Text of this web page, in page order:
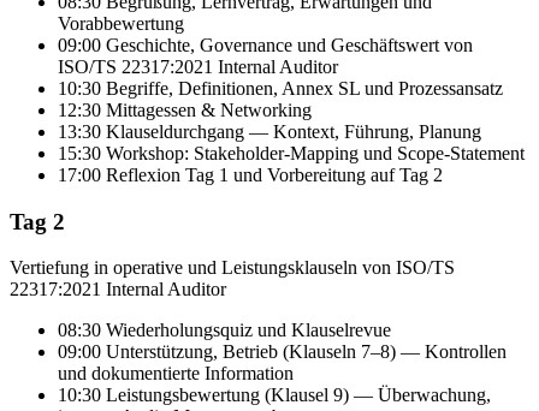
Vorabbewertung
09:00 Geschichte, Governance und Geschäftswert von
ISO/TS 22317:2021 Internal Auditor
10:30 Begriffe, Definitionen, Annex SL und Prozessansatz
12:30 Mittagessen & Networking
13:30 Klauseldurchgang — Kontext, Führung, Planung
15:30 Workshop: Stakeholder-Mapping und Scope-Statement
17:00 Reflexion Tag 1 und Vorbereitung auf Tag 2
Tag 2
Vertiefung in operative und Leistungsklauseln von ISO/TS
22317:2021 Internal Auditor
08:30 Wiederholungsquiz und Klauselrevue
09:00 Unterstützung, Betrieb (Klauseln 7–8) — Kontrollen
und dokumentierte Information
10:30 Leistungsbewertung (Klausel 9) — Überwachung,